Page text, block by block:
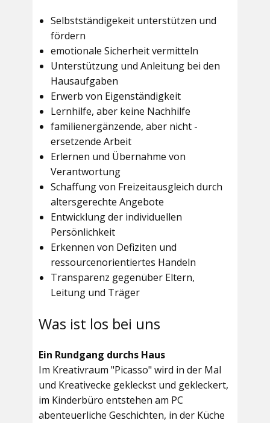
Selbstständigekeit unterstützen und
fördern
emotionale Sicherheit vermitteln
Unterstützung und Anleitung bei den
Hausaufgaben
Erwerb von Eigenständigkeit
Lernhilfe, aber keine Nachhilfe
familienergänzende, aber nicht -
ersetzende Arbeit
Erlernen und Übernahme von
Verantwortung
Schaffung von Freizeitausgleich durch
altersgerechte Angebote
Entwicklung der individuellen
Persönlichkeit
Erkennen von Defiziten und
ressourcenorientiertes Handeln
Transparenz gegenüber Eltern,
Leitung und Träger
Was ist los bei uns
Ein Rundgang durchs Haus
Im Kreativraum "Picasso" wird in der Mal
und Kreativecke gekleckst und gekleckert,
im Kinderbüro entstehen am PC
abenteuerliche Geschichten, in der Küche